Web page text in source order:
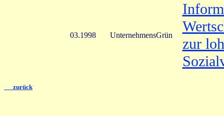
03.1998 UnternehmensGrün
zur
zurück